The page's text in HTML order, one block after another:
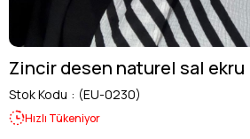
Zincir desen naturel sal ekru
Stok Kodu (EU-0230)
Hızlı Tükeniyor